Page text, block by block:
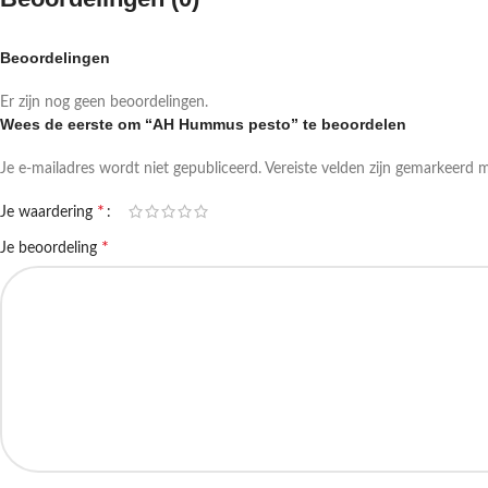
Beoordelingen
Er zijn nog geen beoordelingen.
Wees de eerste om “AH Hummus pesto” te beoordelen
Je e-mailadres wordt niet gepubliceerd. Vereiste velden zijn gemarkeerd
Je waardering *
Je beoordeling *